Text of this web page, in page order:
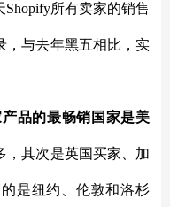
所有卖家的销售
，与去年黑五相比，实
产品的最畅销国家是美
，其次是英国买家、加
是纽约、伦敦和洛杉